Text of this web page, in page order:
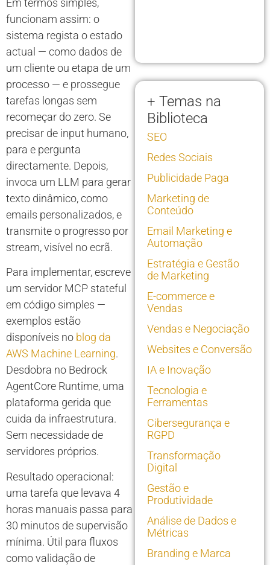
Em termos simples,
funcionam assim: o
sistema regista o estado
actual — como dados de
um cliente ou etapa de um
processo — e prossegue
tarefas longas sem
recomeçar do zero. Se
precisar de input humano,
para e pergunta
directamente. Depois,
invoca um LLM para gerar
texto dinâmico, como
emails personalizados, e
transmite o progresso por
stream, visível no ecrã.
Para implementar, escreve
um servidor MCP stateful
em código simples —
exemplos estão
disponíveis no blog da
AWS Machine Learning.
Desdobra no Bedrock
AgentCore Runtime, uma
plataforma gerida que
cuida da infraestrutura.
Sem necessidade de
servidores próprios.
Resultado operacional:
uma tarefa que levava 4
horas manuais passa para
30 minutos de supervisão
mínima. Útil para fluxos
como validação de
+ Temas na
Biblioteca
SEO
Redes Sociais
Publicidade Paga
Marketing de
Conteúdo
Email Marketing e
Automação
Estratégia e Gestão
de Marketing
E-commerce e
Vendas
Vendas e Negociação
Websites e Conversão
IA e Inovação
Tecnologia e
Ferramentas
Cibersegurança e
RGPD
Transformação
Digital
Gestão e
Produtividade
Análise de Dados e
Métricas
Branding e Marca